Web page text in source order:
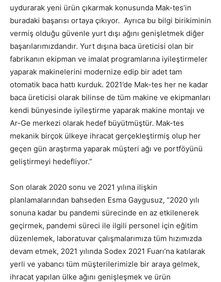
uydurarak yeni ürün çıkarmak konusunda Mak-tes’in
buradaki başarısı ortaya çıkıyor. Ayrıca bu bilgi birikiminin
vermiş olduğu güvenle yurt dışı ağını genişletmek diğer
başarılarımızdandır. Yurt dışına baca üreticisi olan bir
fabrikanın ekipman ve imalat programlarına iyileştirmeler
yaparak makinelerini modernize edip bir adet tam
otomatik baca hattı kurduk. 2021’de Mak-tes her ne kadar
baca üreticisi olarak bilinse de tüm makine ve ekipmanları
kendi bünyesinde iyileştirme yaparak makine montajı ve
Ar-Ge merkezi olarak hedef büyütmüştür. Mak-tes
mekanik birçok ülkeye ihracat gerçekleştirmiş olup her
geçen gün araştırma yaparak müşteri ağı ve portföyünü
geliştirmeyi hedefliyor.”
Son olarak 2020 sonu ve 2021 yılına ilişkin
planlamalarından bahseden Esma Gaygusuz, “2020 yılı
sonuna kadar bu pandemi sürecinde en az etkilenerek
geçirmek, pandemi süreci ile ilgili personel için eğitim
düzenlemek, laboratuvar çalışmalarımıza tüm hızımızda
devam etmek, 2021 yılında Sodex 2021 Fuarı’na katılarak
yerli ve yabancı tüm müşterilerimizle bir araya gelmek,
ihracat yapılan ülke ağını genişleşmek ve ürün